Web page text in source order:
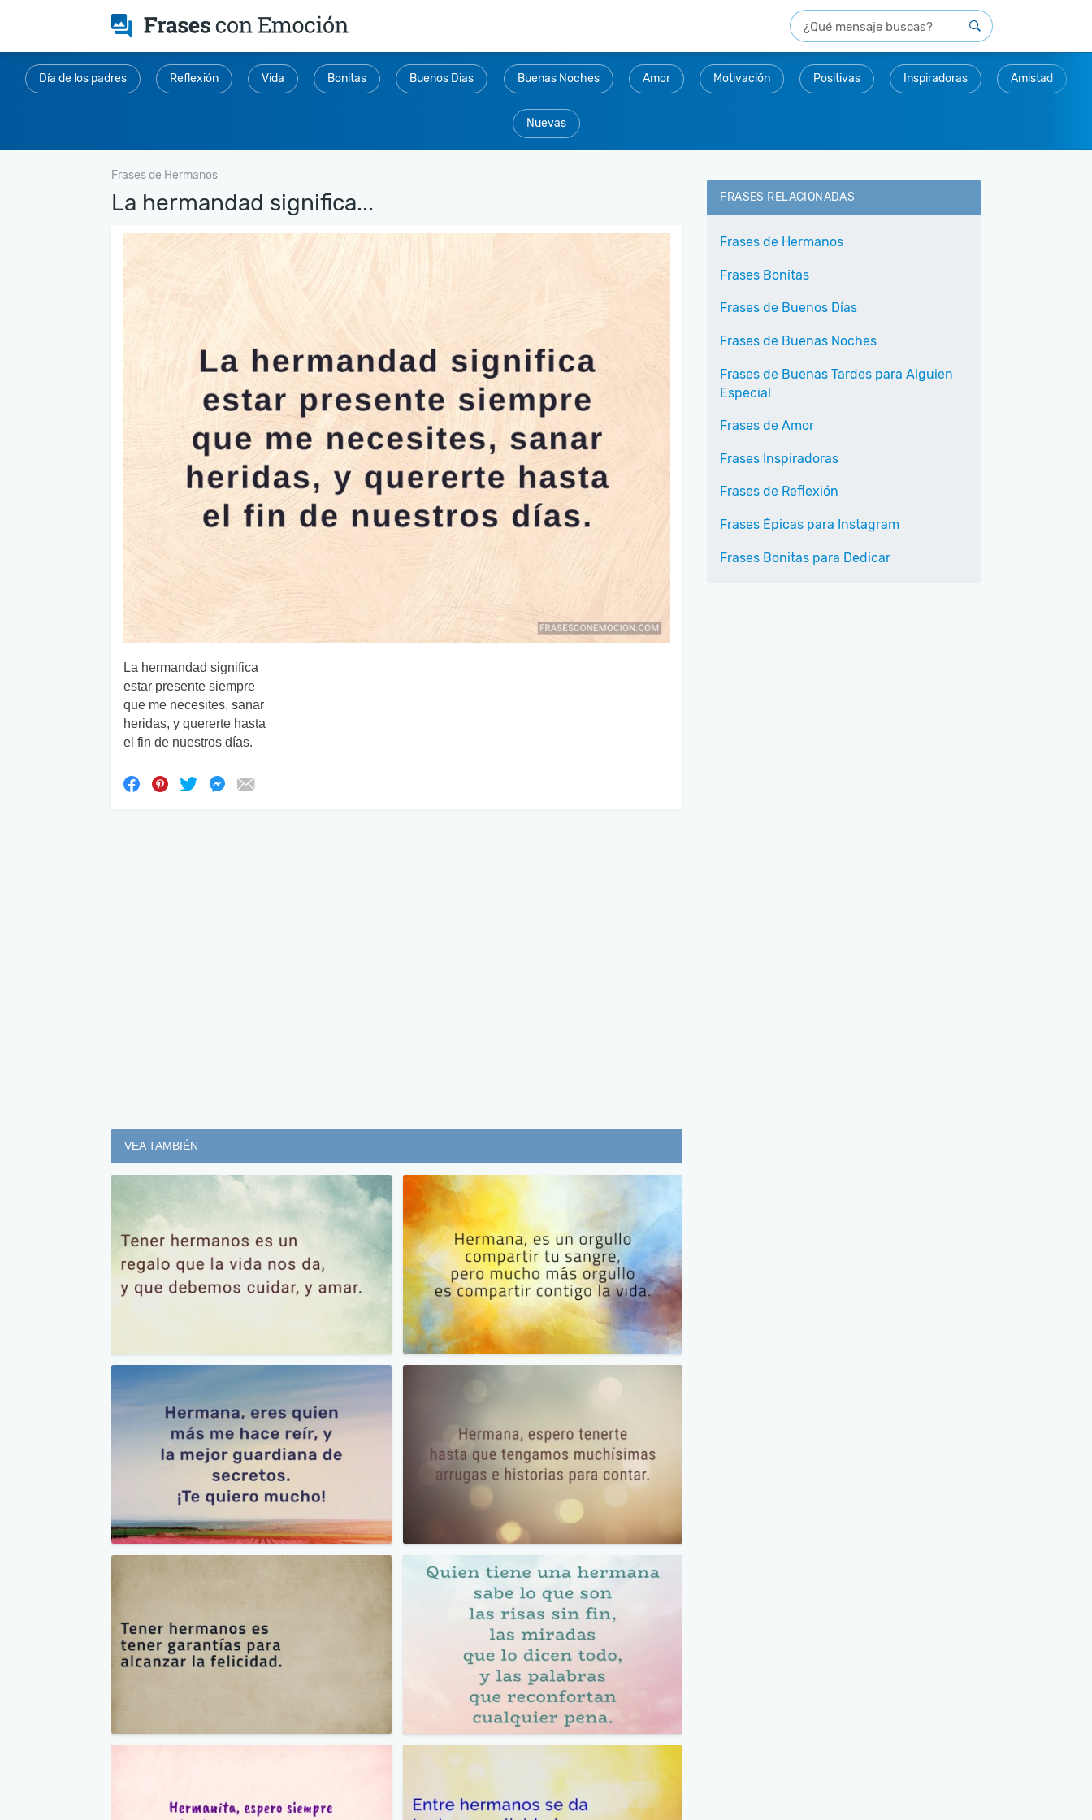
Día de los padres Reflexión Vida Bonitas Buenos Dias Buenas Noches Amor Motivación Positivas Inspiradoras Amistad
Nuevas
Frases de Hermanos
La hermandad significa...
La hermandad significa
estar presente siempre
que me necesites, sanar
heridas, y quererte hasta
el fin de nuestros días.
VEA TAMBIÉN
FRASES RELACIONADAS
Frases de Hermanos
Frases Bonitas
Frases de Buenos Días
Frases de Buenas Noches
Frases de Buenas Tardes para Alguien
Especial
Frases de Amor
Frases Inspiradoras
Frases de Reflexión
Frases Épicas para Instagram
Frases Bonitas para Dedicar